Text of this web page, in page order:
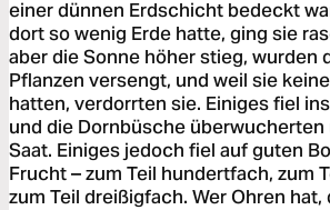
einer dünnen Erdschicht bedeckt
dort so wenig Erde hatte, ging sie
aber die Sonne höher stieg, wurden
Pflanzen versengt, und weil sie
hatten, verdorrten sie. Einiges fiel
und die Dornbüsche
Saat. Einiges jedoch fiel auf guten
Frucht – zum Teil hundertfach, zum
zum Teil dreißigfach. Wer Ohren hat,